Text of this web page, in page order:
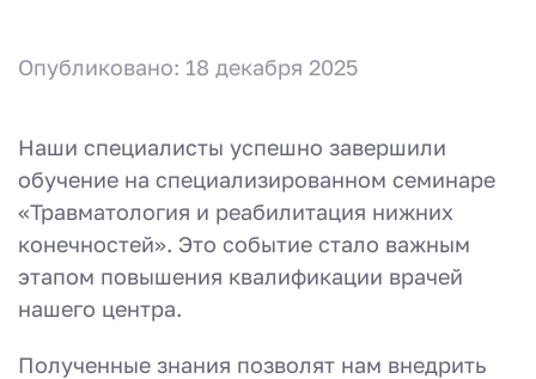
Опубликовано: 18 декабря 2025
Наши специалисты успешно завершили
обучение на специализированном семинаре
«Травматология и реабилитация нижних
конечностей». Это событие стало важным
этапом повышения квалификации врачей
нашего центра.
Полученные знания позволят нам внедрить